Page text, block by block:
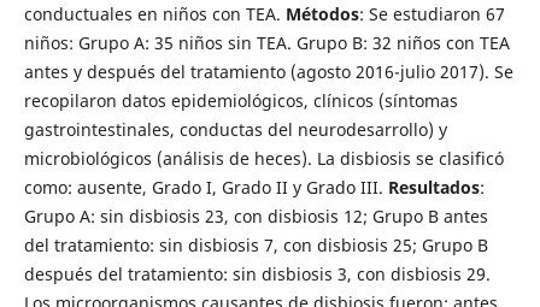
conductuales en niños con TEA. Métodos: Se estudiaron 67
niños: Grupo A: 35 niños sin TEA. Grupo B: 32 niños con TEA
antes y después del tratamiento (agosto 2016-julio 2017). Se
recopilaron datos epidemiológicos, clínicos (síntomas
gastrointestinales, conductas del neurodesarrollo) y
microbiológicos (análisis de heces). La disbiosis se clasificó
como: ausente, Grado I, Grado II y Grado III. Resultados:
Grupo A: sin disbiosis 23, con disbiosis 12; Grupo B antes
del tratamiento: sin disbiosis 7, con disbiosis 25; Grupo B
después del tratamiento: sin disbiosis 3, con disbiosis 29.